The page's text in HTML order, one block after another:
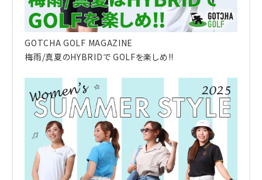
GOTCHA GOLF MAGAZINE
梅雨/真夏のHYBRIDで GOLFを楽しめ!!